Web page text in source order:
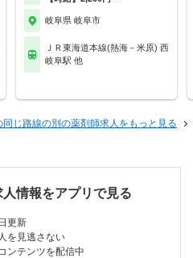
岐阜県 岐阜市
ＪＲ東海道本線(熱海－米原) 西
岐阜駅 他
同じ路線の別の薬剤師求人をもっと見る
情報をアプリで見る
更新
を見逃さない
ンテンツを配信中